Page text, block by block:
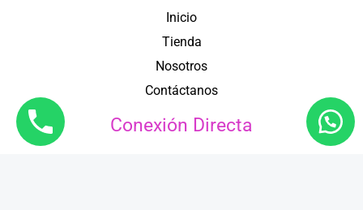
Inicio
Tienda
Nosotros
Contáctanos
Conexión Directa